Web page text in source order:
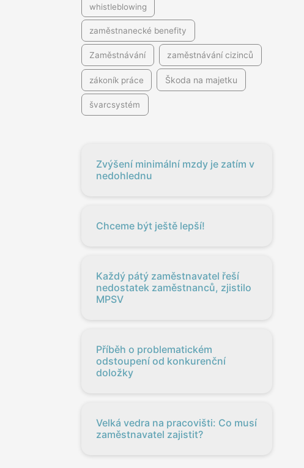
whistleblowing
zaměstnanecké benefity
Zaměstnávání zaměstnávání cizinců
zákoník práce Škoda na majetku
švarcsystém
Zvýšení minimální mzdy je zatím v
nedohlednu
Chceme být ještě lepší!
Každý pátý zaměstnavatel řeší
nedostatek zaměstnanců, zjistilo
MPSV
Příběh o problematickém
odstoupení od konkurenční
doložky
Velká vedra na pracovišti: Co musí
zaměstnavatel zajistit?